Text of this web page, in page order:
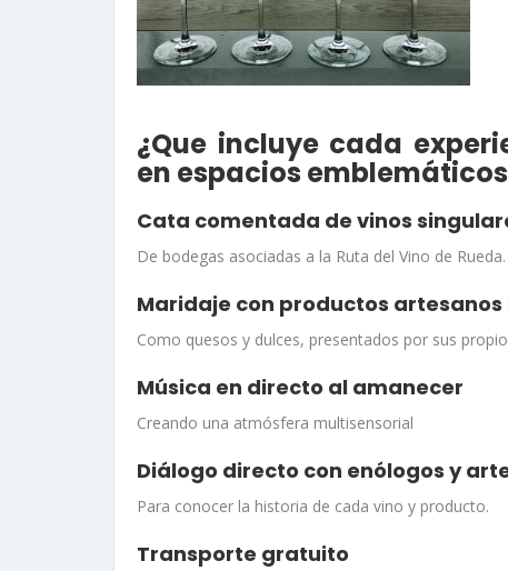
¿Que incluye cada
en espacios
Cata comentada de vinos
De bodegas asociadas a la Ruta del Vino de Rueda.
Maridaje con productos artesanos
Como quesos y dulces, presentados por sus
Música en directo al amanecer
Creando una atmósfera multisensorial
Diálogo directo con enólogos y
Para conocer la historia de cada vino y producto.
Transporte gratuito